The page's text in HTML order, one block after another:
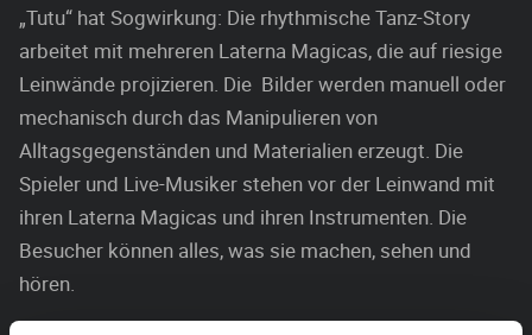
„Tutu“ hat Sogwirkung: Die rhythmische Tanz-Story
arbeitet mit mehreren Laterna Magicas, die auf riesige
Leinwände projizieren. Die Bilder werden manuell oder
mechanisch durch das Manipulieren von
Alltagsgegenständen und Materialien erzeugt. Die
Spieler und Live-Musiker stehen vor der Leinwand mit
ihren Laterna Magicas und ihren Instrumenten. Die
Besucher können alles, was sie machen, sehen und
hören.